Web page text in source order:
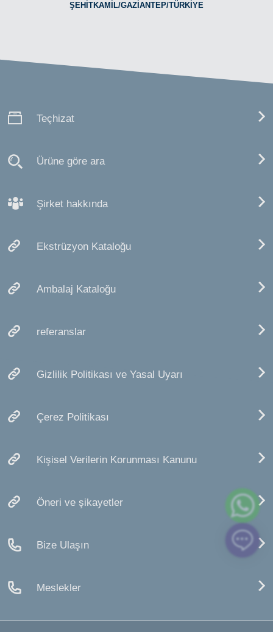
ŞEHİTKAMİL/GAZİANTEP/TÜRKİYE
Teçhizat
Ürüne göre ara
Şirket hakkında
Ekstrüzyon Kataloğu
Ambalaj Kataloğu
referanslar
Gizlilik Politikası ve Yasal Uyarı
Çerez Politikası
Kişisel Verilerin Korunması Kanunu
Öneri ve şikayetler
Bize Ulaşın
Meslekler